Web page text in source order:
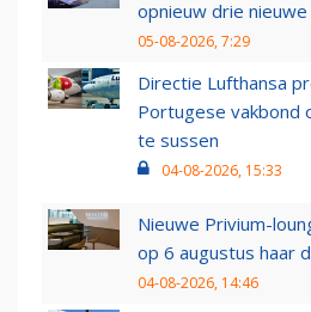
opnieuw drie
05-08-2026, 7:29
Directie Lufthansa
Portugese vakbond
te sussen
04-08-2026, 15:33
Nieuwe Privium-
op 6 augustus haar
04-08-2026, 14:46